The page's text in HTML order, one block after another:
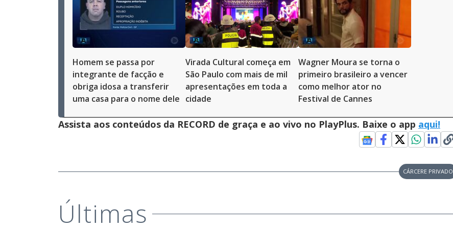
Homem se passa por
integrante de facção e
obriga idosa a transferir
uma casa para o nome dele
Virada Cultural começa em
São Paulo com mais de mil
apresentações em toda a
cidade
Wagner Moura se torna o
primeiro brasileiro a vencer
como melhor ator no
Festival de Cannes
Assista aos conteúdos da RECORD de graça e ao vivo no PlayPlus. Baixe o app aqui!
CÁRCERE PRIVADO
Últimas